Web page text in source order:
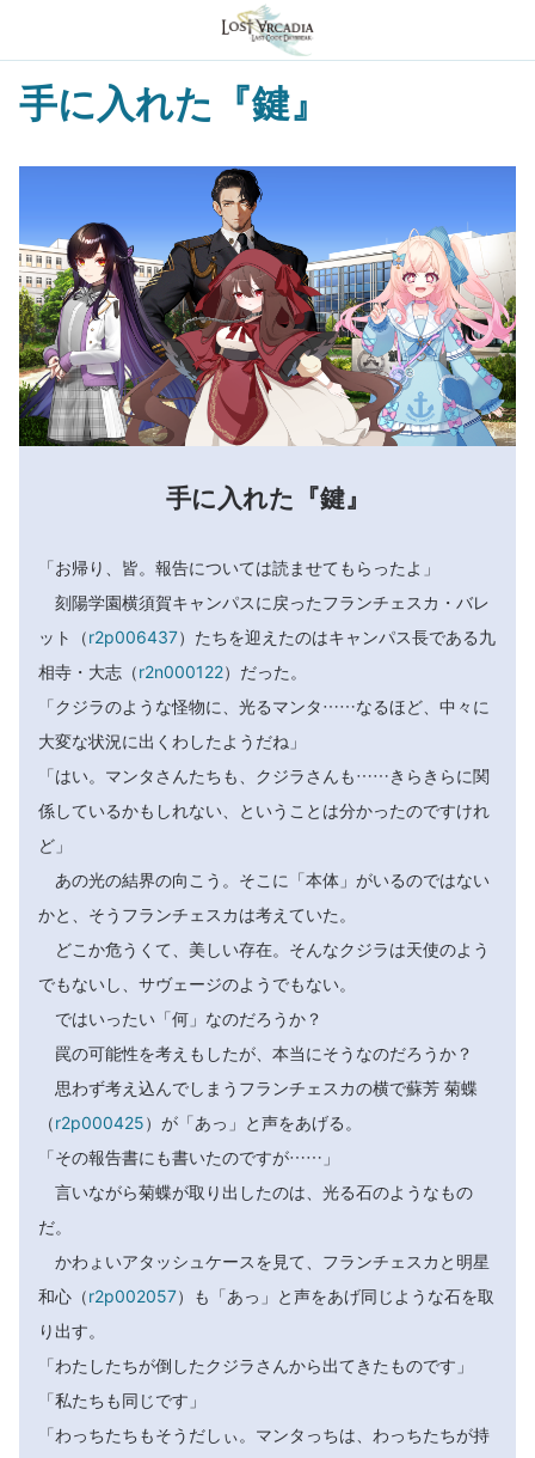
手に入れた『鍵』
手に入れた『鍵』
「お帰り、皆。報告については読ませてもらったよ」
刻陽学園横須賀キャンパスに戻ったフランチェスカ・バレ
ット（r2p006437）たちを迎えたのはキャンパス長である九
相寺・大志（r2n000122）だった。
「クジラのような怪物に、光るマンタ……なるほど、中々に
大変な状況に出くわしたようだね」
「はい。マンタさんたちも、クジラさんも……きらきらに関
係しているかもしれない、ということは分かったのですけれ
ど」
あの光の結界の向こう。そこに「本体」がいるのではない
かと、そうフランチェスカは考えていた。
どこか危うくて、美しい存在。そんなクジラは天使のよう
でもないし、サヴェージのようでもない。
ではいったい「何」なのだろうか？
罠の可能性を考えもしたが、本当にそうなのだろうか？
思わず考え込んでしまうフランチェスカの横で蘇芳 菊蝶
（r2p000425）が「あっ」と声をあげる。
「その報告書にも書いたのですが……」
言いながら菊蝶が取り出したのは、光る石のようなもの
だ。
かわょいアタッシュケースを見て、フランチェスカと明星
和心（r2p002057）も「あっ」と声をあげ同じような石を取
り出す。
「わたしたちが倒したクジラさんから出てきたものです」
「私たちも同じです」
「わっちたちもそうだしぃ。マンタっちは、わっちたちが持